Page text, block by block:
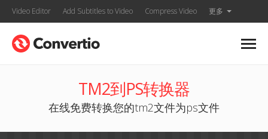
Video Editor Add Subtitles to Video Compress Video 更多
TM2到PS转换器
在线免费转换您的tm2文件为ps文件